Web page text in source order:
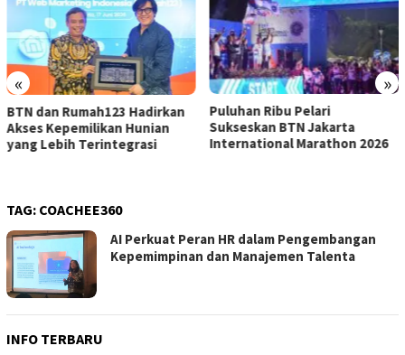
« »
BTN dan Rumah123 Hadirkan
Akses Kepemilikan Hunian
yang Lebih Terintegrasi
Puluhan Ribu Pelari
Sukseskan BTN Jakarta
International Marathon 2026
TAG: COACHEE360
AI Perkuat Peran HR dalam Pengembangan
Kepemimpinan dan Manajemen Talenta
INFO TERBARU